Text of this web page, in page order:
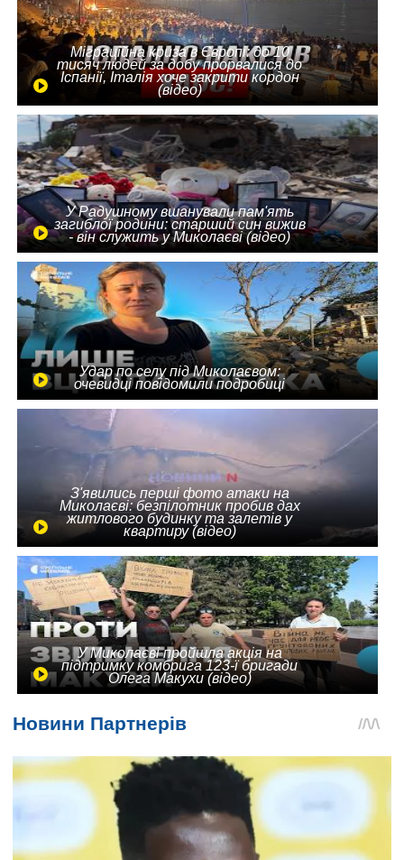
Міграційна криза в Європі: до 10
тисяч людей за добу прорвалися до
Іспанії, Італія хоче закрити кордон
(відео)
У Радушному вшанували пам'ять
загиблої родини: старший син вижив
- він служить у Миколаєві (відео)
Удар по селу під Миколаєвом:
очевидці повідомили подробиці
З'явились перші фото атаки на
Миколаєві: безпілотник пробив дах
житлового будинку та залетів у
квартиру (відео)
У Миколаєві пройшла акція на
підтримку комбрига 123-ї бригади
Олега Макухи (відео)